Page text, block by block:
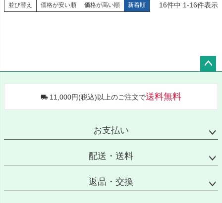
並び替え 価格が安い順 価格が高い順 新着順 16件中 1-16件表示
へ
11,000円(税込)以上のご注文で送料無料
お支払い
配送・送料
返品・交換